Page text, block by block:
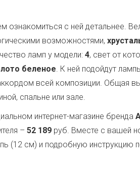
ознакомиться с ней детальнее.
возможностями,
ламп у модели: 4, свет от
беленое. К ней подойдут
всей композиции. Общая
спальне или зале.
интернет-магазине бренда
– 52 189 руб. Вместе с вашей
(12 см) и подробную инструкцию